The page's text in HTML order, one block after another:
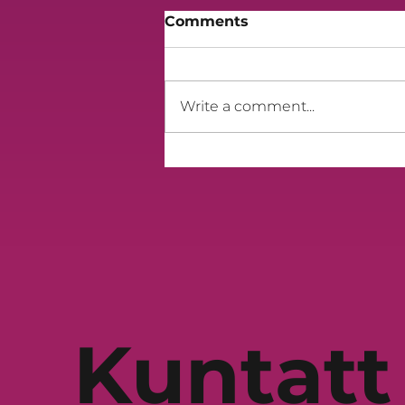
‘Nistaqsi’ - il-kanzunetta
Comments
Write a comment...
Kuntatt